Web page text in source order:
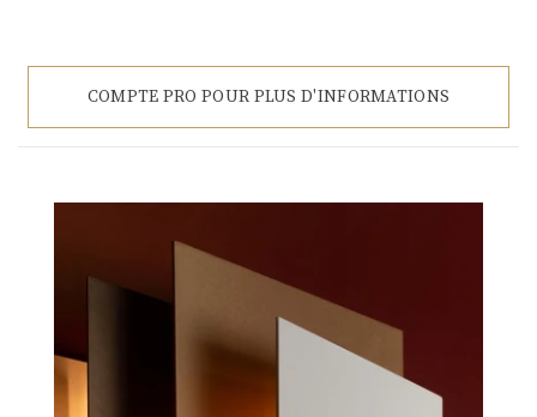
COMPTE PRO POUR PLUS D'INFORMATIONS